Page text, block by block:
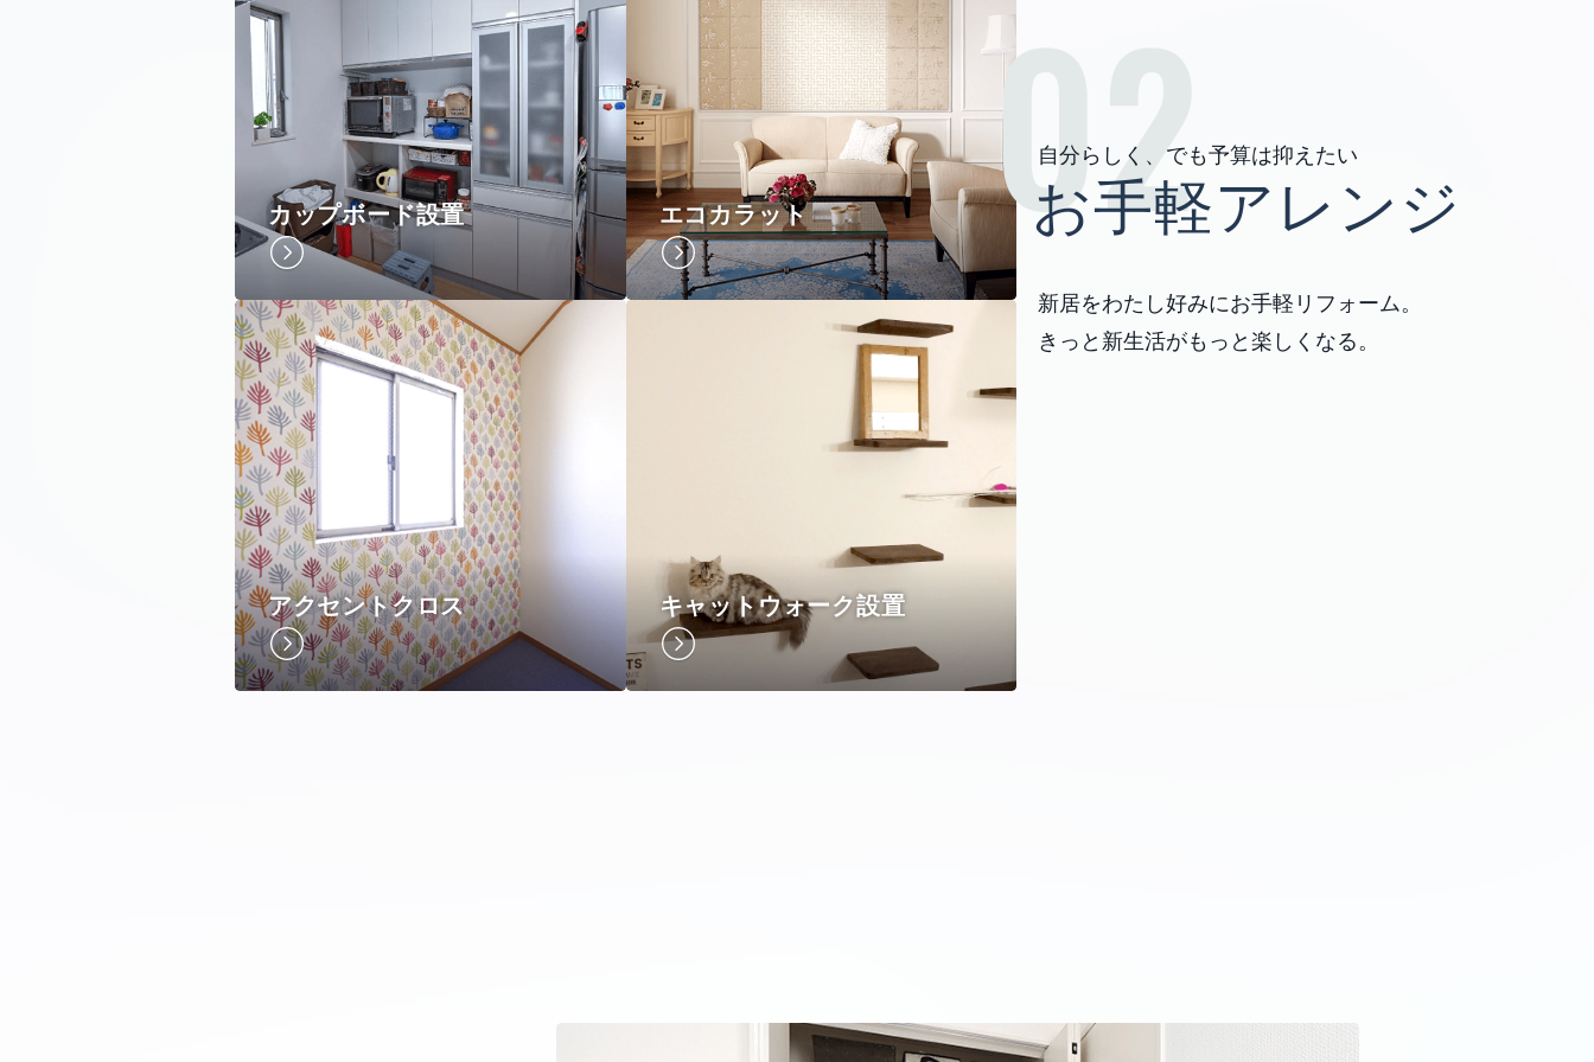
02
自分らしく、でも予算は抑えたい
お手軽アレンジ
新居をわたし好みにお手軽リフォーム。
きっと新生活がもっと楽しくなる。
カップボード設置 エコカラット
アクセントクロス キャットウォーク設置